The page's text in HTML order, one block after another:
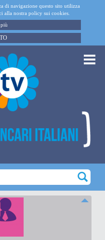
di navigazione questo sito utilizza
alla nostra policy sui cookies.